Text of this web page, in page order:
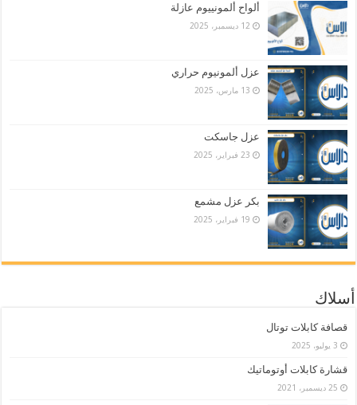
ألواح ألمونييوم عازلة
12 ديسمبر، 2025
عزل ألمونيوم حراري
13 مارس، 2025
عزل جاسكت
23 فبراير، 2025
بكر عزل مشمع
19 فبراير، 2025
أسلاك
قصافة كابلات توتال
3 يوليو، 2025
قشارة كابلات أوتوماتيك
25 ديسمبر، 2021